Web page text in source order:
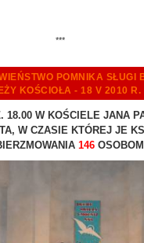
***
POMNIKA SŁUGI
KOŚCIOŁA - 18 V 2010 R.
18.00 W KOŚCIELE JANA
W CZASIE KTÓREJ JE
146